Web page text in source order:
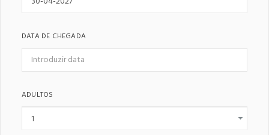
DATA DE CHEGADA
ADULTOS